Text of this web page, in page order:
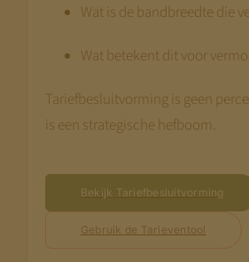
Wat is de bandbreedte die
Wat betekent dit voor
Tariefbesluitvorming is geen
is een strategische hefboom.
Bekijk Tariefbesluitvorming
Gebruik de Tarieventool